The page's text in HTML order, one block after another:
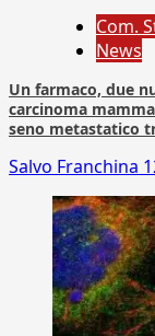
Com.
News
Un farmaco, due
carcinoma
seno metastatico
Salvo Franchina